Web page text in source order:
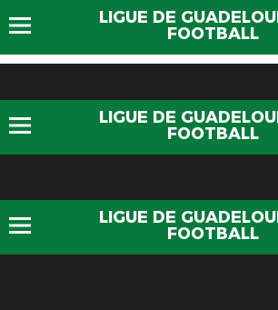
LIGUE DE
FOOTBALL